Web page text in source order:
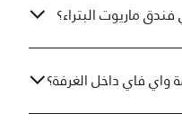
ماريوت البتراء؟
واي فاي داخل الغرفة؟